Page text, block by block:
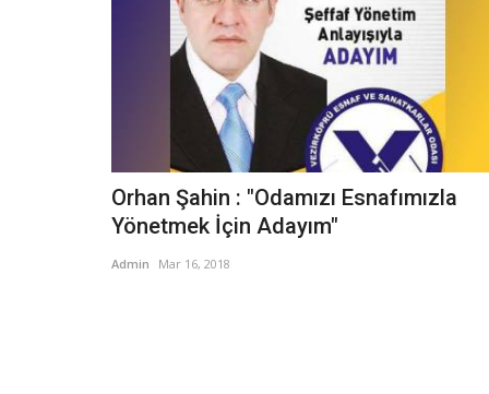
Orhan Şahin : "Odamızı Esnafımızla
Yönetmek İçin Adayım"
Admin Mar 16, 2018